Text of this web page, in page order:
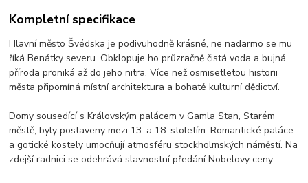
Kompletní specifikace
Hlavní město Švédska je podivuhodně krásné, ne nadarmo se mu
říká Benátky severu. Obklopuje ho průzračně čistá voda a bujná
příroda proniká až do jeho nitra. Více než osmisetletou historii
města připomíná místní architektura a bohaté kulturní dědictví.
Domy sousedící s Královským palácem v Gamla Stan, Starém
městě, byly postaveny mezi 13. a 18. stoletím. Romantické paláce
a gotické kostely umocňují atmosféru stockholmských náměstí. Na
zdejší radnici se odehrává slavnostní předání Nobelovy ceny.